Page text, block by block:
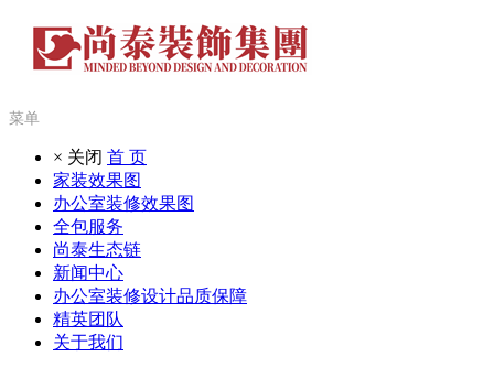
菜单
× 关闭 首 页
家装效果图
办公室装修效果图
全包服务
尚泰生态链
新闻中心
办公室装修设计品质保障
精英团队
关于我们